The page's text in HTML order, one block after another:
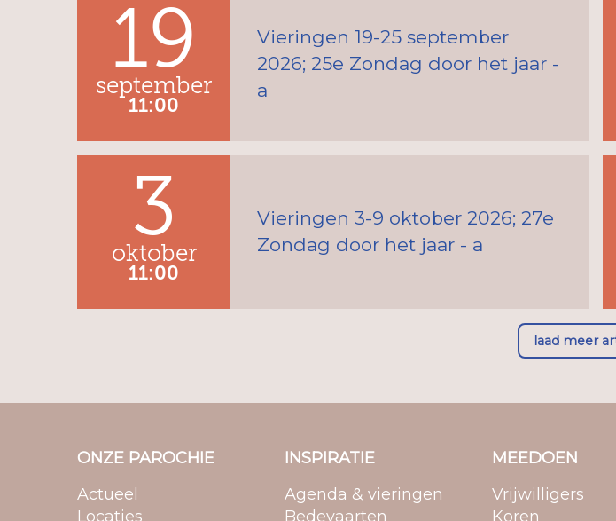
19
september
11:00
Vieringen 19-25 september
2026; 25e Zondag door het jaar -
a
3
oktober
11:00
Vieringen 3-9 oktober 2026; 27e
Zondag door het jaar - a
laad meer
ONZE PAROCHIE
Actueel
Locaties
INSPIRATIE
Agenda & vieringen
Bedevaarten
MEEDOEN
Vrijwilligers
Koren